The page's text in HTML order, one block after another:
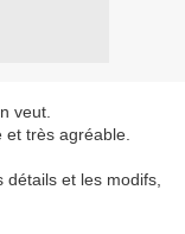
veut.
très agréable.
et les modifs,